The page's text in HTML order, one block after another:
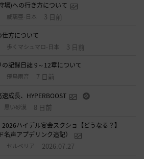
場)への行き方について
威璃亜-日本 3 日前
方について
歩くマシュマロ-日本 3 日前
記録日誌 9～12章について
飛鳥雨音 7 日前
成長、HYPERBOOST
黒い砂漠 8 日前
2026ハイデル宴会スクショ【どうなる？】
名声アプデリンク追記）
セルベリア 2026.07.27